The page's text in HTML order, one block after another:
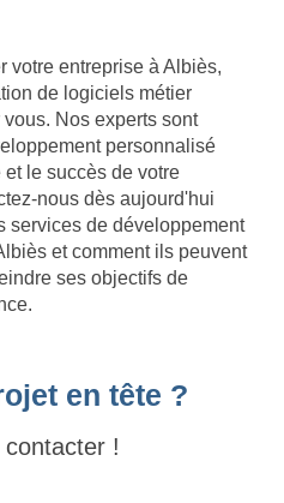
votre entreprise à Albiès,
de logiciels métier
Nos experts sont
personnalisé
le succès de votre
nous dès aujourd'hui
services de développement
et comment ils peuvent
ses objectifs de
en tête ?
!